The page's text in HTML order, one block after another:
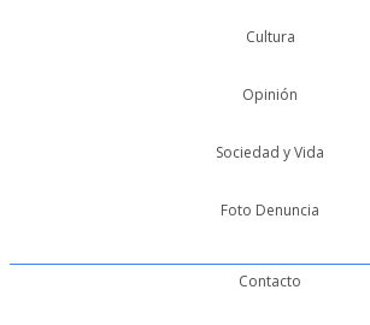
Cultura
Opinión
Sociedad y Vida
Foto Denuncia
Contacto